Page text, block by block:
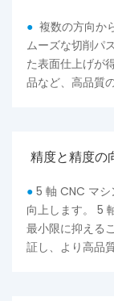
● 複数の方向か
ムーズな切削パ
た表面仕上げが
品など、高品質
精度と精度の
● 5 軸 CNC マ
向上します。 5
最小限に抑える
証し、より高品